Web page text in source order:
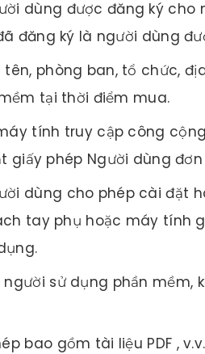
dùng được đăng ký
đăng ký là người dùng
tên, phòng ban, tổ chức,
tại thời điểm mua.
tính truy cập công
giấy phép Người dùng đơn
dùng cho phép cài đặt
tay phụ hoặc máy tính
sử dụng phần mềm,
bao gồm tài liệu PDF , v.v.